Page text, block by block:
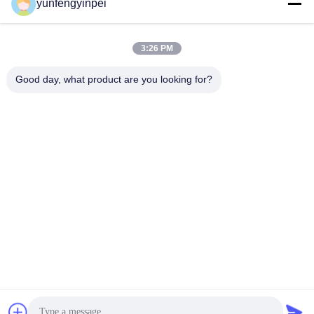
yunfengyinpei
3:26 PM
Good day, what product are you looking for?